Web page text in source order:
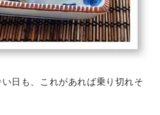
日も、これがあれば乗り切れそ